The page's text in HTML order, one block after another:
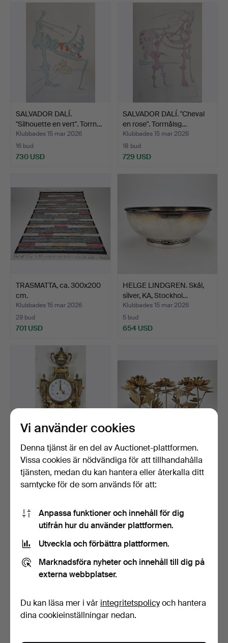
SALVADOR DALÍ.
"Silhouette en vert". Torrn…
Klubbades 15 mar 2026
16 bud
730 USD
SALVADOR DALÍ. "Cheval
en rose". Torrnålsg…
Klubbades 15 mar 2026
18 bud
729 USD
TRASMATTA, ca. 300x200
cm.
Klubbades 15 mar 2026
29 bud
701 USD
HELGE LINDGREN. Skål,
silver, KA, Stockhol…
Klubbades 15 mar 2026
5 bud
654 USD
VÄGGPENDYL, mässing, så
kalllat kartellur,…
Klubbades 15 mar 2026
24 bud
LJUSSTAKE, patinerad
metall, troligen mode…
Klubbades 15 mar 2026
36 bud
Vi använder cookies
Denna tjänst är en del av Auctionet-plattformen.
Vissa cookies är nödvändiga för att tillhandahålla
tjänsten, medan du kan hantera eller återkalla ditt
samtycke för de som används för att:
Anpassa funktioner och innehåll för dig
utifrån hur du använder plattformen.
Utveckla och förbättra plattformen.
Marknadsföra nyheter och innehåll till dig på
externa webbplatser.
Du kan läsa mer i vår integritetspolicyoch hantera
dina cookieinställningar nedan.